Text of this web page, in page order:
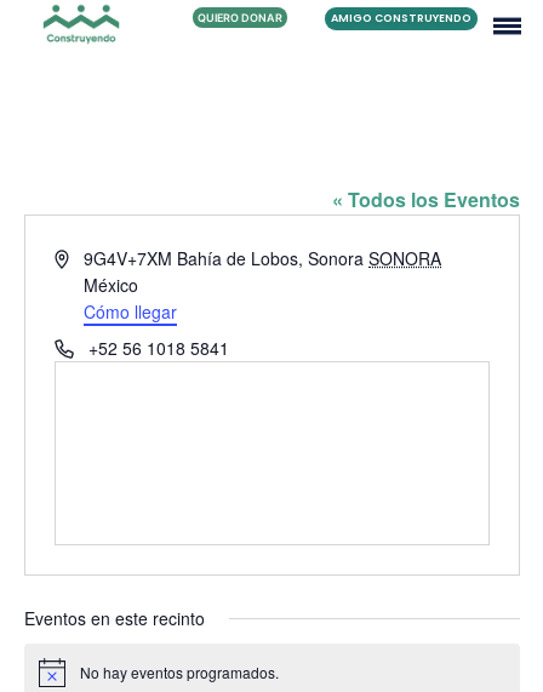
QUIERO DONAR AMIGO CONSTRUYENDO
« Todos los Eventos
Dirección
9G4V+7XM Bahía de Lobos, Sonora SONORA
México
Cómo llegar
Teléfono+52 56 1018 5841
Eventos en este recinto
Aviso No hay eventos programados.